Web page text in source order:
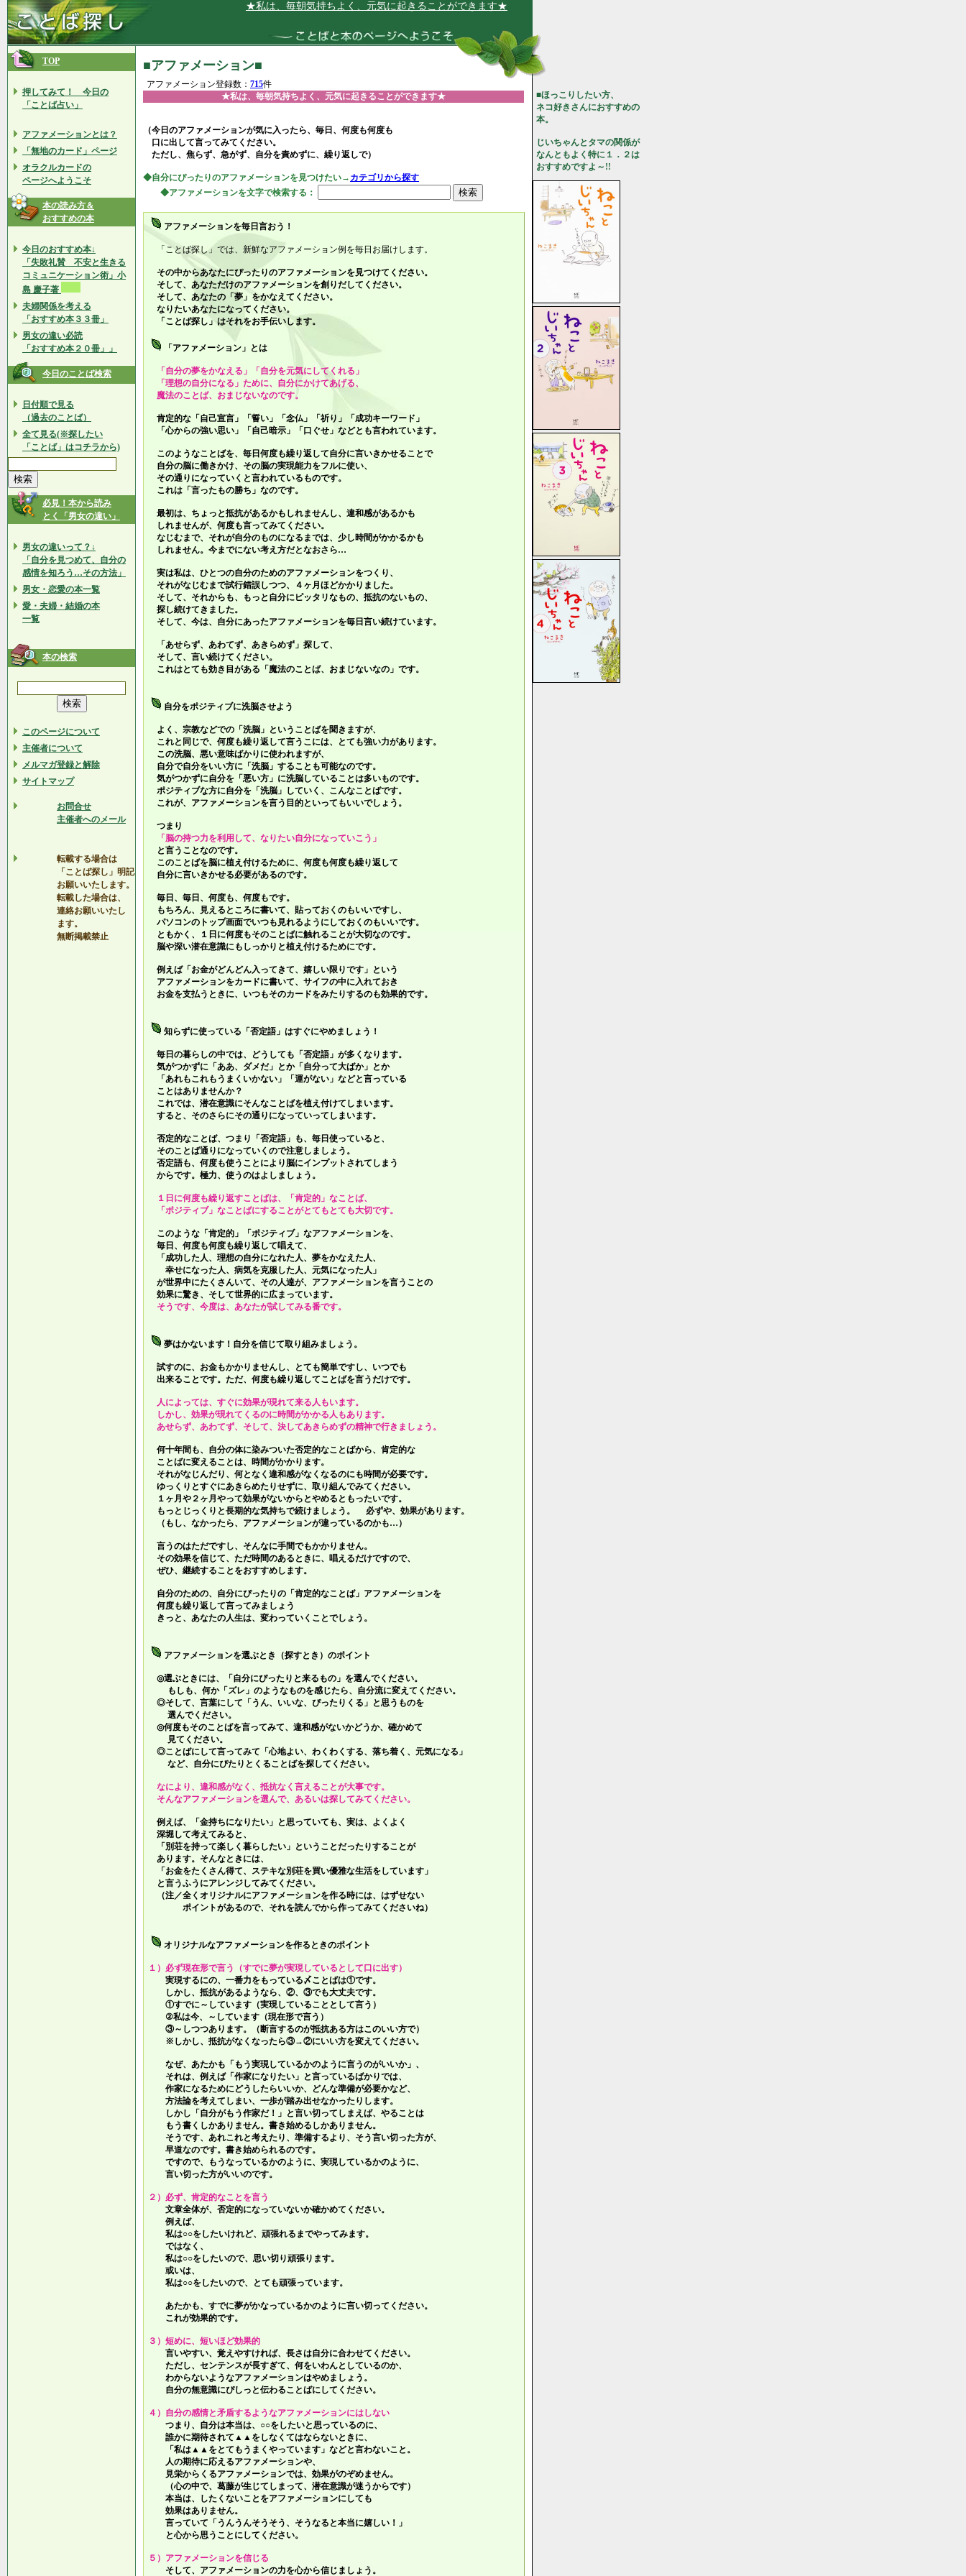
★私は、毎朝気持ちよく、元気に起きることができます★
TOP
押してみて！ 今日の
「ことば占い」
アファメーションとは？
「無地のカード」ページ
オラクルカードの
ページへようこそ
本の読み方＆
おすすめの本
今日のおすすめ本↓
「失敗礼賛 不安と生きる
コミュニケーション術」小
島 慶子著
夫婦関係を考える
「おすすめ本３３冊」
男女の違い必読
「おすすめ本２０冊」」
今日のことば検索
日付順で見る
（過去のことば）
全て見る(※探したい
「ことば」はコチラから)
必見！本から読み
とく「男女の違い」
男女の違いって？↓
「自分を見つめて、自分の
感情を知ろう…その方法」
男女・恋愛の本一覧
愛・夫婦・結婚の本
一覧
本の検索
このページについて
主催者について
メルマガ登録と解除
サイトマップ
お問合せ
主催者へのメール
転載する場合は
「ことば探し」明記
お願いいたします。
転載した場合は、
連絡お願いいたし
ます。
無断掲載禁止
■アファメーション■
アファメーション登録数： 715件
★私は、毎朝気持ちよく、元気に起きることができます★
（今日のアファメーションが気に入ったら、毎日、何度も何度も
口に出して言ってみてください。
ただし、焦らず、急がず、自分を責めずに、繰り返しで）
◆自分にぴったりのアファメーションを見つけたい→ カテゴリから探す
◆アファメーションを文字で検索する：
アファメーションを毎日言おう！
「ことば探し」では、新鮮なアファメーション例を毎日お届けします。
その中からあなたにぴったりのアファメーションを見つけてください。
そして、あなただけのアファメーションを創りだしてください。
そして、あなたの「夢」をかなえてください。
なりたいあなたになってください。
「ことば探し」はそれをお手伝いします。
「アファメーション」とは
「自分の夢をかなえる」「自分を元気にしてくれる」
「理想の自分になる」ために、自分にかけてあげる、
魔法のことば、おまじないなのです。
肯定的な「自己宣言」「誓い」「念仏」「祈り」「成功キーワード」
「心からの強い思い」「自己暗示」「口ぐせ」 などとも言われています。
このようなことばを、毎日何度も繰り返して自分に言いきかせることで
自分の脳に働きかけ、その脳の実現能力をフルに使い、
その通りになっていくと言われているものです。
これは「言ったもの勝ち」なのです。
最初は、ちょっと抵抗があるかもしれませんし、違和感があるかも
しれませんが、何度も言ってみてください。
なじむまで、それが自分のものになるまでは、少し時間がかかるかも
しれません。今までにない考え方だとなおさら…
実は私は、ひとつの自分のためのアファメーションをつくり、
それがなじむまで試行錯誤しつつ、４ヶ月ほどかかりました。
そして、それからも、もっと自分にピッタリなもの、抵抗のないもの、
探し続けてきました。
そして、今は、自分にあったアファメーションを毎日言い続けています。
「あせらず、あわてず、あきらめず」探して、
そして、言い続けてください。
これはとても効き目がある「魔法のことば、おまじないなの」です。
自分をポジティブに洗脳させよう
よく、宗教などでの「洗脳」ということばを聞きますが、
これと同じで、何度も繰り返して言うこには、とても強い力があります。
この洗脳、悪い意味ばかりに使われますが、
自分で自分をいい方に「洗脳」することも可能なのです。
気がつかずに自分を「悪い方」に洗脳していることは多いものです。
ポジティブな方に自分を「洗脳」していく、こんなことばです。
これが、アファメーションを言う目的といってもいいでしょう。
つまり
「脳の持つ力を利用して、なりたい自分になっていこう」
と言うことなのです。
このことばを脳に植え付けるために、何度も何度も繰り返して
自分に言いきかせる必要があるのです。
毎日、毎日、何度も、何度もです。
もちろん、見えるところに書いて、貼っておくのもいいですし、
パソコンのトップ画面でいつも見れるようにしておくのもいいです。
ともかく、１日に何度もそのことばに触れることが大切なのです。
脳や深い潜在意識にもしっかりと植え付けるためにです。
例えば「お金がどんどん入ってきて、嬉しい限りです」という
アファメーションをカードに書いて、サイフの中に入れておき
お金を支払うときに、いつもそのカードをみたりするのも効果的です。
知らずに使っている「否定語」はすぐにやめましょう！
毎日の暮らしの中では、どうしても「否定語」が多くなります。
気がつかずに「ああ、ダメだ」とか「自分って大ばか」とか
「あれもこれもうまくいかない」「運がない」などと言っている
ことはありませんか？
これでは、潜在意識にそんなことばを植え付けてしまいます。
すると、そのさらにその通りになっていってしまいます。
否定的なことば、つまり「否定語」も、毎日使っていると、
そのことば通りになっていくので注意しましょう。
否定語も、何度も使うことにより脳にインプットされてしまう
からです。極力、使うのはよしましょう。
１日に何度も繰り返すことばは、「肯定的」なことば、
「ポジティブ」なことばにすることがとてもとても大切です。
このような「肯定的」「ポジティブ」なアファメーションを、
毎日、何度も何度も繰り返して唱えて、
「成功した人、理想の自分になれた人、夢をかなえた人、
幸せになった人、病気を克服した人、元気になった人」
が世界中にたくさんいて、その人達が、アファメーションを言うことの
効果に驚き、そして世界的に広まっています。
そうです、今度は、あなたが試してみる番です。
夢はかないます！自分を信じて取り組みましょう。
試すのに、お金もかかりませんし、とても簡単ですし、いつでも
出来ることです。ただ、何度も繰り返してことばを言うだけです。
人によっては、すぐに効果が現れて来る人もいます。
しかし、効果が現れてくるのに時間がかかる人もあります。
あせらず、あわてず、そして、決してあきらめずの精神で行きましょう。
何十年間も、自分の体に染みついた否定的なことばから、肯定的な
ことばに変えることは、時間がかかります。
それがなじんだり、何となく違和感がなくなるのにも時間が必要です。
ゆっくりとすぐにあきらめたりせずに、取り組んでみてください。
１ヶ月や２ヶ月やって効果がないからとやめるともったいです。
もっとじっくりと長期的な気持ちで続けましょう。 必ずや、効果があります。
（もし、なかったら、アファメーションが違っているのかも…）
言うのはただですし、そんなに手間でもかかりません。
その効果を信じて、ただ時間のあるときに、唱えるだけですので、
ぜひ、継続することをおすすめします。
自分のための、自分にぴったりの「肯定的なことば」アファメーションを
何度も繰り返して言ってみましょう
きっと、あなたの人生は、変わっていくことでしょう。
アファメーションを選ぶとき（探すとき）のポイント
◎選ぶときには、「自分にぴったりと来るもの」を選んでください。
もしも、何か「ズレ」のようなものを感じたら、自分流に変えてください。
◎そして、言葉にして「うん、いいな、ぴったりくる」と思うものを
選んでください。
◎何度もそのことばを言ってみて、違和感がないかどうか、確かめて
見てください。
◎ことばにして言ってみて「心地よい、わくわくする、落ち着く、元気になる」
など、自分にぴたりとくることばを探してください。
なにより、違和感がなく、抵抗なく言えることが大事です。
そんなアファメーションを選んで、あるいは探してみてください。
例えば、「金持ちになりたい」と思っていても、実は、よくよく
深堀して考えてみると、
「別荘を持って楽しく暮らしたい」ということだったりすることが
あります。そんなときには、
「お金をたくさん得て、ステキな別荘を買い優雅な生活をしています」
と言うふうにアレンジしてみてください。
（注／全くオリジナルにアファメーションを作る時には、はずせない
ポイントがあるので、それを読んでから作ってみてくださいね）
オリジナルなアファメーションを作るときのポイント
１）必ず現在形で言う（すでに夢が実現しているとして口に出す）
実現するにの、一番力をもっている〆ことばは①です。
しかし、抵抗があるようなら、②、③でも大丈夫です。
①すでに～しています（実現していることとして言う）
②私は今、～しています（現在形で言う）
③～しつつあります。（断言するのが抵抗ある方はこのいい方で）
※しかし、抵抗がなくなったら③→②にいい方を変えてください。
なぜ、あたかも「もう実現しているかのように言うのがいいか」、
それは、例えば「作家になりたい」と言っているばかりでは、
作家になるためにどうしたらいいか、どんな準備が必要かなど、
方法論を考えてしまい、一歩が踏み出せなかったりします。
しかし「自分がもう作家だ！」と言い切ってしまえば、やることは
もう書くしかありません。書き始めるしかありません。
そうです、あれこれと考えたり、準備するより、そう言い切った方が、
早道なのです。書き始められるのです。
ですので、もうなっているかのように、実現しているかのように、
言い切った方がいいのです。
２）必ず、肯定的なことを言う
文章全体が、否定的になっていないか確かめてください。
例えば、
私は○○をしたいけれど、頑張れるまでやってみます。
ではなく、
私は○○をしたいので、思い切り頑張ります。
或いは、
私は○○をしたいので、とても頑張っています。
あたかも、すでに夢がかなっているかのように言い切ってください。
これが効果的です。
３）短めに、短いほど効果的
言いやすい、覚えやすければ、長さは自分に合わせてください。
ただし、センテンスが長すぎて、何をいわんとしているのか、
わからないようなアファメーションはやめましょう。
自分の無意識にぴしっと伝わることばにしてください。
４）自分の感情と矛盾するようなアファメーションにはしない
つまり、自分は本当は、○○をしたいと思っているのに、
誰かに期待されて▲▲をしなくてはならないときに、
「私は▲▲をとてもうまくやっています」などと言わないこと。
人の期待に応えるアファメーションや、
見栄からくるアファメーションでは、効果がのぞめません。
（心の中で、葛藤が生じてしまって、潜在意識が迷うからです）
本当は、したくないことをアファメーションにしても
効果はありません。
言っていて 「うんうんそうそう、そうなると本当に嬉しい！」
と心から思うことにしてください。
５）アファメーションを信じる
そして、アファメーションの力を心から信じましょう。
■ほっこりしたい方、
ネコ好きさんにおすすめの
本。
じいちゃんとタマの関係が
なんともよく特に１．２は
おすすめですよ～!!